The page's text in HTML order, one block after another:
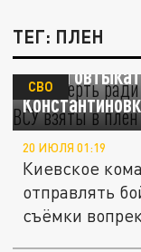
ТЕГ: ПЛЕН
На смерть
СВО
20 ИЮЛЯ 01:19
Киевское
отправлять
съёмки